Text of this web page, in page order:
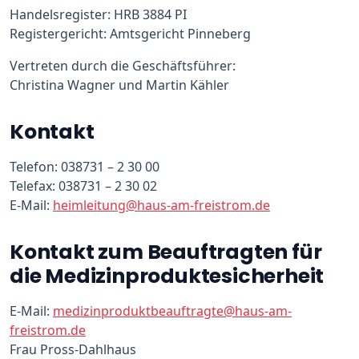
Handelsregister: HRB 3884 PI
Registergericht: Amtsgericht Pinneberg
Vertreten durch die Geschäftsführer:
Christina Wagner und Martin Kähler
Kontakt
Telefon: 038731 – 2 30 00
Telefax: 038731 – 2 30 02
E-Mail: heimleitung@haus-am-freistrom.de
Kontakt zum Beauftragten für
die Medizinproduktesicherheit
E-Mail: medizinproduktbeauftragte@haus-am-
freistrom.de
Frau Pross-Dahlhaus